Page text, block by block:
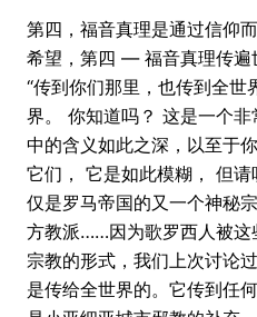
第四，福音真理是通过信仰
希望，第四 — 福音真理传遍
“传到你们那里，也传到全世
界。 你知道吗？ 这是一个
中的含义如此之深，以至于
它们， 它是如此模糊， 但
仅是罗马帝国的又一个神秘
方教派……因为歌罗西人被这
宗教的形式，我们上次讨论
是传给全世界的。它传到任